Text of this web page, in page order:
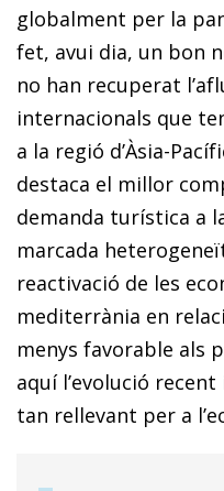
globalment per la
fet, avui dia, un bon
no han recuperat
internacionals que
a la regió d’Àsia-
destaca el millor
demanda turística a
marcada
reactivació de les
mediterrània en
menys favorable als
aquí l’evolució
tan rellevant per a